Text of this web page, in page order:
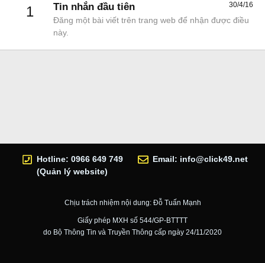
1 30/4/16
Tin nhắn đầu tiên
Đăng một bài viết trên trang web để nhận được điều
này.
Hotline: 0966 649 749
(Quản lý website)
Email: info@click49.net
Chịu trách nhiệm nội dung: Đỗ Tuấn Mạnh
Giấy phép MXH số 544/GP-BTTTT
do Bộ Thông Tin và Truyền Thông cấp ngày 24/11/2020